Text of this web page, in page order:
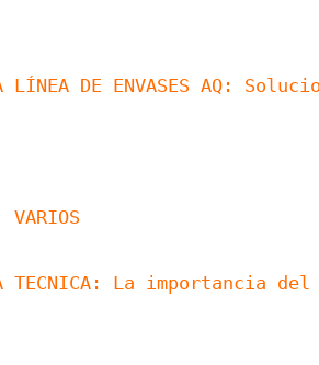
LÍNEA DE ENVASES AQ:
VARIOS
TECNICA: La importancia